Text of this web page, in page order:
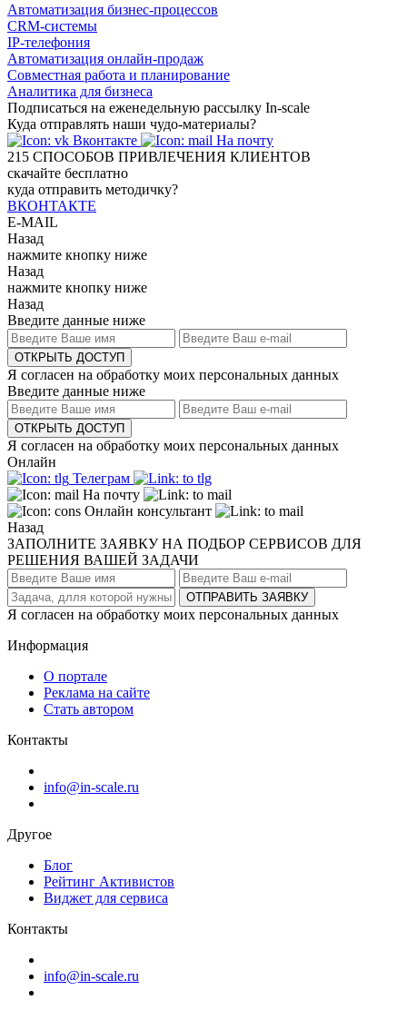
Автоматизация бизнес-процессов
CRM-системы
IP-телефония
Автоматизация онлайн-продаж
Совместная работа и планирование
Аналитика для бизнеса
Подписаться на еженедельную рассылку In-scale
Куда отправлять наши чудо-материалы?
Вконтакте
На почту
215 СПОСОБОВ ПРИВЛЕЧЕНИЯ КЛИЕНТОВ
скачайте бесплатно
куда отправить методичку?
ВКОНТАКТЕ
E-MAIL
Назад
нажмите кнопку ниже
Назад
нажмите кнопку ниже
Назад
Введите данные ниже
ОТКРЫТЬ ДОСТУП
Я согласен на обработку моих персональных данных
Введите данные ниже
ОТКРЫТЬ ДОСТУП
Я согласен на обработку моих персональных данных
Онлайн
Телеграм
На почту
Онлайн консультант
Назад
ЗАПОЛНИТЕ ЗАЯВКУ НА ПОДБОР СЕРВИСОВ ДЛЯ
РЕШЕНИЯ ВАШЕЙ ЗАДАЧИ
ОТПРАВИТЬ ЗАЯВКУ
Я согласен на обработку моих персональных данных
Информация
О портале
Реклама на сайте
Стать автором
Контакты
info@in-scale.ru
Другое
Блог
Рейтинг Активистов
Виджет для сервиса
Контакты
info@in-scale.ru